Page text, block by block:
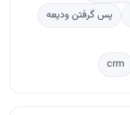
پس گرفتن ودیعه
crm